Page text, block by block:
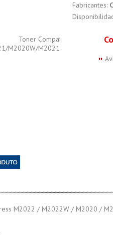
Fabricantes:
M2022 / M2022W / M2020 /